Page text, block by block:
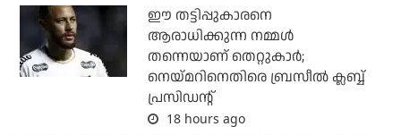
ഈ തട്ടിപ്പുകാരനെ
ആരാധിക്കുന്ന നമ്മള്‍
തന്നെയാണ് തെറ്റുകാര്‍;
നെയ്മറിനെതിരെ ബ്രസീല്‍ ക്ലബ്ബ്
പ്രസിഡന്റ്
18 hours ago